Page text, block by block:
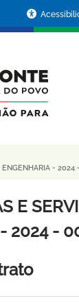
ENGENHARIA -
E
2024 -